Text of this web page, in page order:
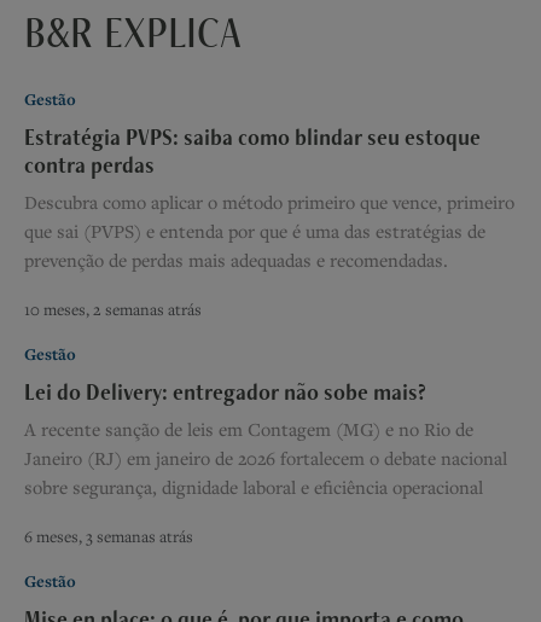
B&R EXPLICA
Gestão
Estratégia PVPS: saiba como blindar seu estoque
contra perdas
Descubra como aplicar o método primeiro que vence, primeiro
que sai (PVPS) e entenda por que é uma das estratégias de
prevenção de perdas mais adequadas e recomendadas.
10 meses, 2 semanas atrás
Gestão
Lei do Delivery: entregador não sobe mais?
A recente sanção de leis em Contagem (MG) e no Rio de
Janeiro (RJ) em janeiro de 2026 fortalecem o debate nacional
sobre segurança, dignidade laboral e eficiência operacional
6 meses, 3 semanas atrás
Gestão